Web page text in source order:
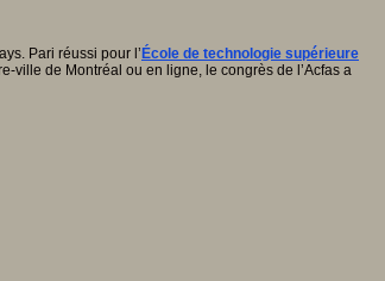
Pari réussi pour l’ École de technologie supérieure
ville de Montréal ou en ligne, le congrès de l’Acfas a